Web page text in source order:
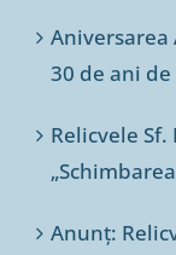
Aniversarea
30 de ani
Relicvele
Anunț: